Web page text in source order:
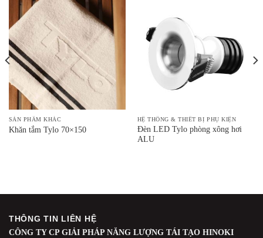
SẢN PHẨM KHÁC
Khăn tắm Tylo 70×150
HỆ THỐNG & THIẾT BỊ PHỤ KIỆN
Đèn LED Tylo phòng xông hơi
ALU
THÔNG TIN LIÊN HỆ
CÔNG TY CP GIẢI PHÁP NĂNG LƯỢNG TÁI TẠO HINOKI